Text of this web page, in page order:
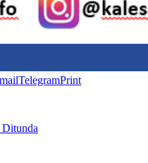
TelegramPrint